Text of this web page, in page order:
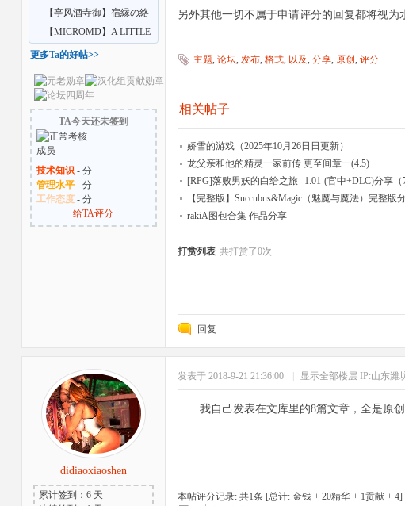
【AdultingX】Giantess Feet
【亭风酒寺御】宿縁の絡
み合い
【MICROMD】A LITTLE
MAGIC 8-9
更多Ta的好帖>>
TA今天还未签到
技术知识- 分
管理水平- 分
工作态度- 分
给TA评分
另外其他一切不属于申请评分的回复都将视为
主题, 论坛, 发布, 格式, 以及, 分享, 原创 , 评分
相关帖子
娇雪的游戏（2025年10月26日日更新）
龙父亲和他的精灵一家前传 更至间章一(4.5)
[RPG]落败男妖的白给之旅--1.01-(官中+DLC)分享（
【完整版】Succubus&Magic（魅魔与魔法）完整版
rakiA图包合集 作品分享
打赏列表 共打赏了0次
回复
didiaoxiaoshen
累计签到：6 天
发表于 2018-9-21 21:36:00 显示全部楼层 IP:山东潍
我自己发表在文库里的8篇文章，全是原
本帖评分记录: 共1条 [总计: 金钱 + 20精华 + 1贡献 + 4]